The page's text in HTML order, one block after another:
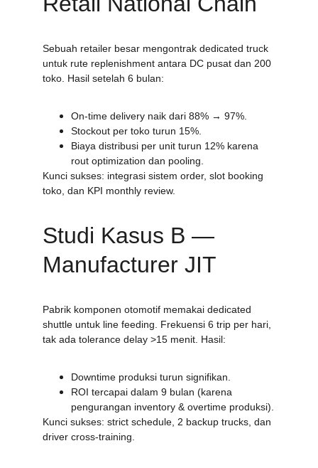
Sebuah retailer besar mengontrak dedicated truck
untuk rute replenishment antara DC pusat dan 200
toko. Hasil setelah 6 bulan:
On-time delivery naik dari 88% → 97%.
Stockout per toko turun 15%.
Biaya distribusi per unit turun 12% karena
rout optimization dan pooling.
Kunci sukses: integrasi sistem order, slot booking
toko, dan KPI monthly review.
Studi Kasus B —
Manufacturer JIT
Pabrik komponen otomotif memakai dedicated
shuttle untuk line feeding. Frekuensi 6 trip per hari,
tak ada tolerance delay >15 menit. Hasil:
Downtime produksi turun signifikan.
ROI tercapai dalam 9 bulan (karena
pengurangan inventory & overtime produksi).
Kunci sukses: strict schedule, 2 backup trucks, dan
driver cross-training.